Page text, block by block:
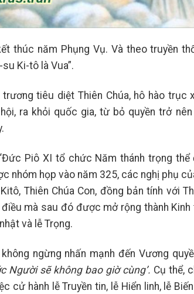
thúc năm Phụng Vụ. Và theo truyền
Ki-tô là Vua”.
tiêu diệt Thiên Chúa, hô hào trục
ra khỏi quốc gia, từ bỏ quyền trở
Piô XI tổ chức Năm thánh trọng thể
nhóm họp vào năm 325, các nghị phụ
Thiên Chúa Con, đồng bản tính với
mà sau đó được mở rộng thành Kinh
và lễ Trọng.
ngừng nhấn mạnh đến Vương
Người sẽ không bao giờ cùng’. Cụ thể,
cử hành lễ Truyền tin, lễ Hiển linh, lễ